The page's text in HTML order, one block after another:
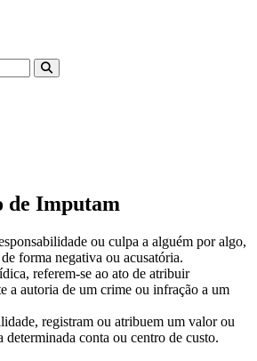
de Imputam
ou culpa a alguém por algo,
forma negativa ou acusatória.
referem-se ao ato de atribuir
a autoria de um crime ou infração a um
registram ou atribuem um valor ou
determinada conta ou centro de custo.